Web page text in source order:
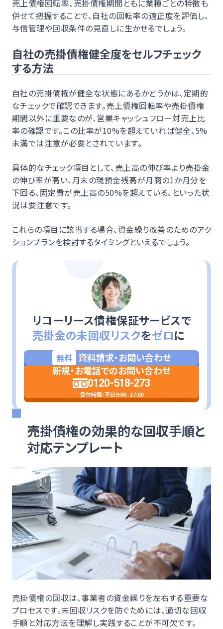
売上債権回転率、売掛債権期間ともに業種ごとの特徴も
併せて把握することで、自社の回転率の適正度を評価し、
与信管理や回収条件の見直しに生かせるでしょう。
自社の売掛債権健全度をセルフチェック
する方法
自社の売掛債権が健全な状態にあるかどうかは、定期的
なチェックで確認できます。売上債権回転率や売掛債権
期間以外に重要なのが、営業キャッシュフロー対売上比
率の確認です。この比率が10%を超えていれば健全、5%
未満では注意が必要とされています。
具体的なチェック項目として、売上高の伸び率より売掛金
の伸び率が高い、月末の現預金残高が月商の1か月分を
下回る、固定費が売上高の50%を超えている、といった状
況は要注意です。
これらの項目に該当する場合、資金繰り改善のためのアク
ションプランを検討するタイミングといえるでしょう。
リコーリース債権保証サービスで
売掛金の未回収リスクをゼロに
無料 資料請求・お問い合わせ
新規・お電話でのお問い合わせ
0120-518-273
受付時間: 平日9:00 - 17:00
売掛債権の効果的な回収手順と
対応テンプレート
売掛債権の回収は、事業者の資金繰りを左右する重要な
プロセスです。未回収リスクを防ぐためには、適切な回収
手順と対応方法を理解し実践することが不可欠です。